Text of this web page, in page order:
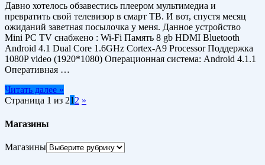
Давно хотелось обзавестись плеером мультимедиа и
превратить свой телевизор в смарт ТВ. И вот, спустя месяц
ожиданий заветная посылочка у меня. Данное устройство
Mini PC TV снабжено : Wi-Fi Память 8 gb HDMI Bluetooth
Android 4.1 Dual Core 1.6GHz Cortex-A9 Processor Поддержка
1080P video (1920*1080) Операционная система: Android 4.1.1
Оперативная …
Читать далее »
Страница 1 из 21 2 »
Магазины
Магазины